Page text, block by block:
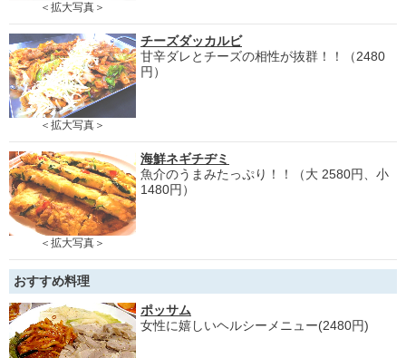
＜拡大写真＞
＜拡大写真＞
チーズダッカルビ
甘辛ダレとチーズの相性が抜群！！（2480
円）
＜拡大写真＞
海鮮ネギチヂミ
魚介のうまみたっぷり！！（大 2580円、小
1480円）
おすすめ料理
ポッサム
女性に嬉しいヘルシーメニュー(2480円)